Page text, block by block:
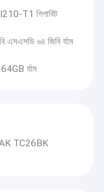
T1 গিগাবিট
৬৪ জিবি র্যাম
র্যাম
TC26BK